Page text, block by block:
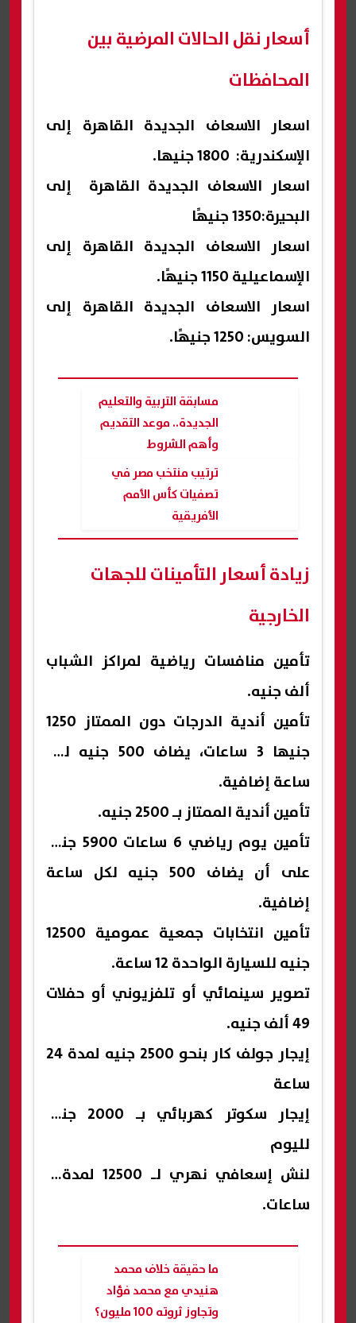
أسعار نقل الحالات المرضية بين
المحافظات
اسعار الاسعاف الجديدة القاهرة إلى
الإسكندرية: 1800 جنيها.
اسعار الاسعاف الجديدة القاهرة إلى
البحيرة:1350 جنيهًا
اسعار الاسعاف الجديدة القاهرة إلى
الإسماعيلية 1150 جنيهًا.
اسعار الاسعاف الجديدة القاهرة إلى
السويس: 1250 جنيهًا.
مسابقة التربية والتعليم
الجديدة.. موعد التقديم
وأهم الشروط
ترتيب منتخب مصر في
تصفيات كأس الأمم
الأفريقية
زيادة أسعار التأمينات للجهات
الخارجية
تأمين منافسات رياضية لمراكز الشباب
ألف جنيه.
تأمين أندية الدرجات دون الممتاز 1250
جنيها 3 ساعات، يضاف 500 جنيه لكل
ساعة إضافية.
تأمين أندية الممتاز بـ 2500 جنيه.
تأمين يوم رياضي 6 ساعات 5900 جنيه
على أن يضاف 500 جنيه لكل ساعة
إضافية.
تأمين انتخابات جمعية عمومية 12500
جنيه للسيارة الواحدة 12 ساعة.
تصوير سينمائي أو تلفزيوني أو حفلات
49 ألف جنيه.
إيجار جولف كار بنحو 2500 جنيه لمدة 24
ساعة
إيجار سكوتر كهربائي بـ 2000 جنيه
لليوم
لنش إسعافي نهري لـ 12500 لمدة 8
ساعات.
ما حقيقة خلاف محمد
هنيدي مع محمد فؤاد
وتجاوز ثروته 100 مليون؟